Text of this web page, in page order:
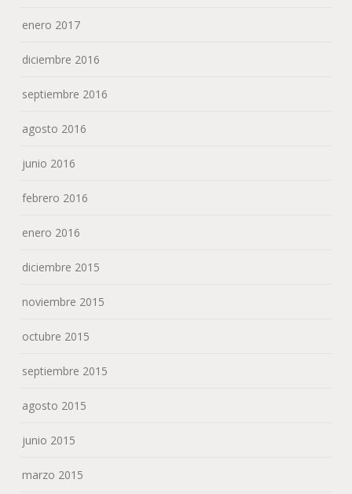
enero 2016
diciembre 2015
noviembre 2015
octubre 2015
septiembre 2015
agosto 2015
junio 2015
marzo 2015
febrero 2015
diciembre 2014
agosto 2014
Agenda